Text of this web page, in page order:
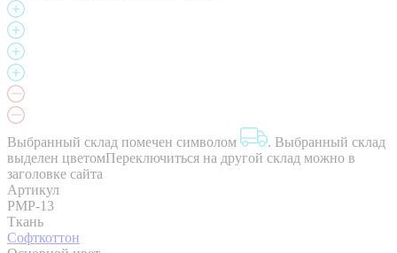
Выбранный склад помечен символом . Выбранный склад
выделен цветомПереключиться на другой склад можно в
заголовке сайта
Артикул
PMP-13
Ткань
Софткоттон